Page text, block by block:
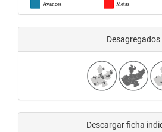
Avances Metas
Desagregados
Descargar ficha